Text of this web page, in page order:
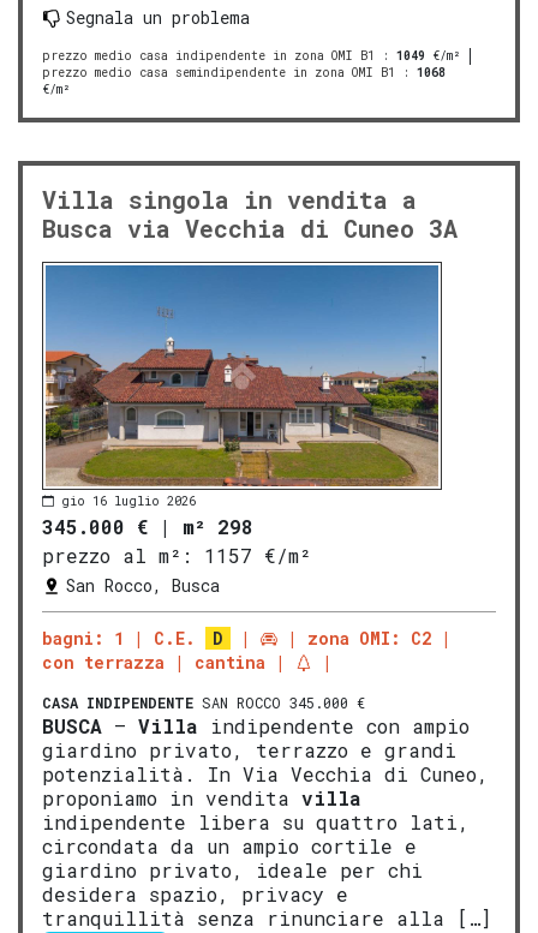
Segnala un problema
prezzo medio casa indipendente in zona OMI B1 : 1049 €/m²
prezzo medio casa semindipendente in zona OMI B1
: 1068
€/m²
Villa singola in vendita a
Busca via Vecchia di Cuneo 3A
gio 16 luglio 2026
345.000 € | m² 298
prezzo al m²:
1157 €/m²
San Rocco, Busca
bagni: 1 C.E. D
zona OMI: C2
con terrazza
cantina
CASA INDIPENDENTE SAN ROCCO 345.000 €
BUSCA – Villa indipendente con ampio
giardino privato, terrazzo e grandi
potenzialità. In Via Vecchia di Cuneo,
proponiamo in vendita villa
indipendente libera su quattro lati,
circondata da un ampio cortile e
giardino privato, ideale per chi
desidera spazio, privacy e
tranquillità senza rinunciare alla […]